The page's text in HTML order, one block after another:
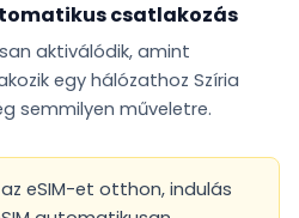
csatlakozás
aktiválódik, amint
egy hálózathoz Szíria
semmilyen műveletre.
eSIM-et otthon, indulás